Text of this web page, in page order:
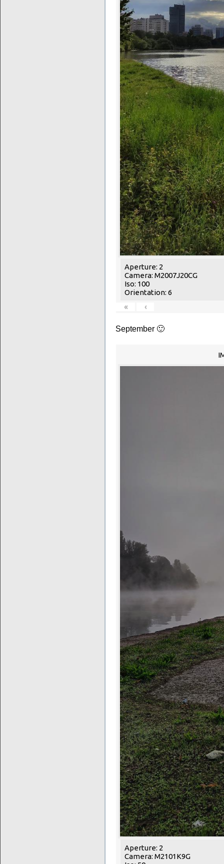
Aperture: 2
Camera: M2007J20CG
Iso: 100
Orientation: 6
«
‹
September 🙂
Aperture: 2
Camera: M2101K9G